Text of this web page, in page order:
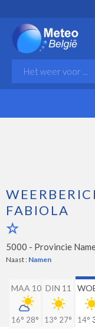
FABIOLA
5000 - Provincie
Naast : Namen
MAA 10
16° 28°
DIN 11
13° 27° 14°